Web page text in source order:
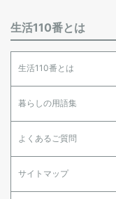
生活110番とは
生活110番とは
暮らしの用語集
よくあるご質問
サイトマップ